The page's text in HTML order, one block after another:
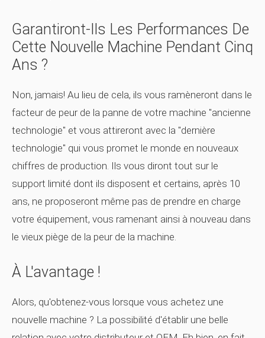
Garantiront-Ils Les Performances De
Cette Nouvelle Machine Pendant Cinq
Ans ?
Non, jamais! Au lieu de cela, ils vous ramèneront dans le
facteur de peur de la panne de votre machine "ancienne
technologie" et vous attireront avec la "dernière
technologie" qui vous promet le monde en nouveaux
chiffres de production. Ils vous diront tout sur le
support limité dont ils disposent et certains, après 10
ans, ne proposeront même pas de prendre en charge
votre équipement, vous ramenant ainsi à nouveau dans
le vieux piège de la peur de la machine.
À L'avantage !
Alors, qu'obtenez-vous lorsque vous achetez une
nouvelle machine ? La possibilité d'établir une belle